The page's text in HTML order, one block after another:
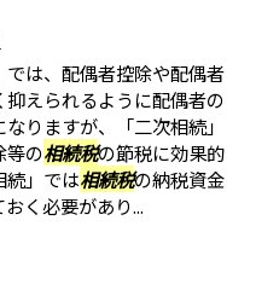
は、配偶者控除や配偶者
抑えられるように配偶者の
りますが、「二次相続」
等の相続税の節税に効果的
続」では相続税の納税資金
く必要があり...